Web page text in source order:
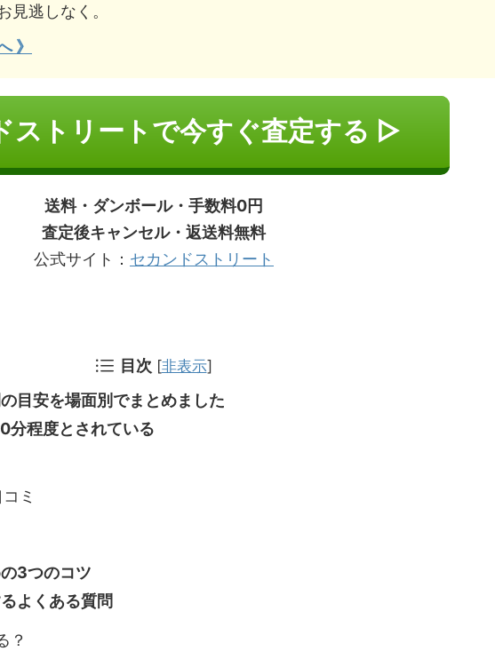
見逃しなく。
》
ストリートで今すぐ査定する ▷
送料・ダンボール・手数料0円
査定後キャンセル・返送料無料
公式サイト： セカンドストリート
目次 [非表示]
目安を場面別でまとめました
分程度とされている
ミ
3つのコツ
よくある質問
？